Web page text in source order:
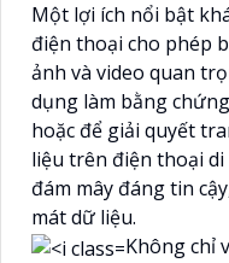
Một lợi ích nổi bật
điện thoại cho phép
ảnh và video quan
dụng làm bằng
hoặc để giải quyết
liệu trên điện thoại
đám mây đáng tin
mát dữ liệu.
Không chỉ